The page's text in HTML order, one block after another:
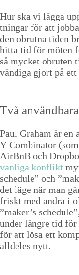
Hur ska vi läg­ga
tningar för att
den obrut­na tiden
hit­ta tid för möten
så myck­et obruten
vändi­ga gjort på
Två
Paul Gra­ham är en
Y Com­bi­na­tor
AirBnB och
van­li­ga kon­flikt
sched­ule” och ”
det läge när man
friskt med andra i
”maker’s
under län­gre tid
för att lösa ett
allde­les nytt.